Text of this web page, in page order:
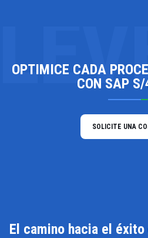
OPTIMICE CADA
CON SAP
SOLICITE UNA
El camino hacia el éxito